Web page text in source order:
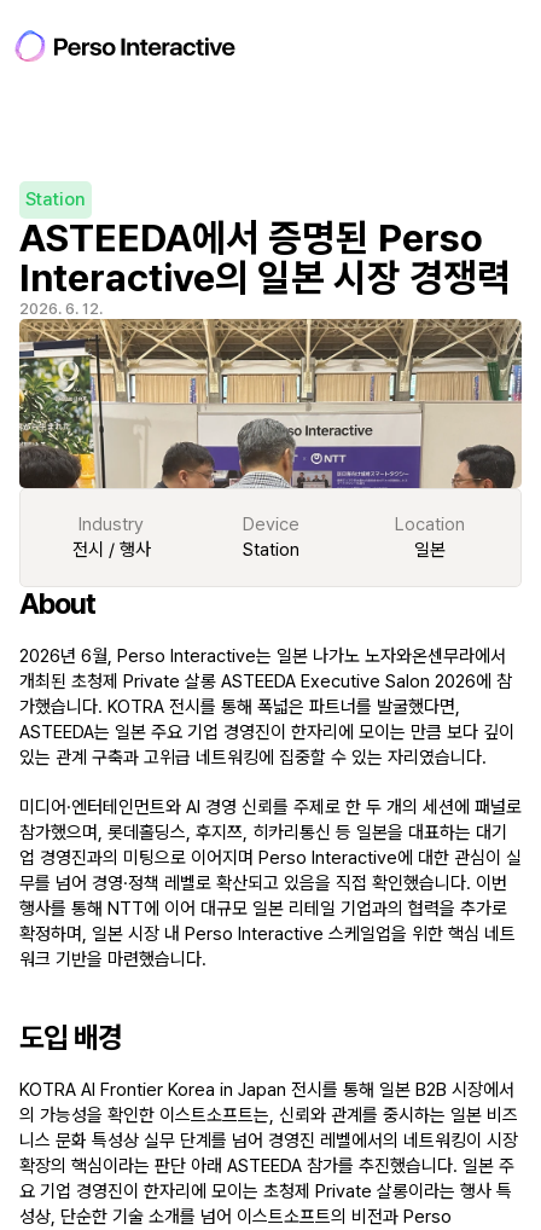
Station
ASTEEDA에서 증명된 Perso
Interactive의 일본 시장 경쟁력
2026. 6. 12.
Industry
전시 / 행사
Device
Station
Location
일본
About
2026년 6월, Perso Interactive는 일본 나가노 노자와온센무라에서
개최된 초청제 Private 살롱 ASTEEDA Executive Salon 2026에 참
가했습니다. KOTRA 전시를 통해 폭넓은 파트너를 발굴했다면,
ASTEEDA는 일본 주요 기업 경영진이 한자리에 모이는 만큼 보다 깊이
있는 관계 구축과 고위급 네트워킹에 집중할 수 있는 자리였습니다.
미디어·엔터테인먼트와 AI 경영 신뢰를 주제로 한 두 개의 세션에 패널로
참가했으며, 롯데홀딩스, 후지쯔, 히카리통신 등 일본을 대표하는 대기
업 경영진과의 미팅으로 이어지며 Perso Interactive에 대한 관심이 실
무를 넘어 경영·정책 레벨로 확산되고 있음을 직접 확인했습니다. 이번
행사를 통해 NTT에 이어 대규모 일본 리테일 기업과의 협력을 추가로
확정하며, 일본 시장 내 Perso Interactive 스케일업을 위한 핵심 네트
워크 기반을 마련했습니다.
도입 배경
KOTRA AI Frontier Korea in Japan 전시를 통해 일본 B2B 시장에서
의 가능성을 확인한 이스트소프트는, 신뢰와 관계를 중시하는 일본 비즈
니스 문화 특성상 실무 단계를 넘어 경영진 레벨에서의 네트워킹이 시장
확장의 핵심이라는 판단 아래 ASTEEDA 참가를 추진했습니다. 일본 주
요 기업 경영진이 한자리에 모이는 초청제 Private 살롱이라는 행사 특
성상, 단순한 기술 소개를 넘어 이스트소프트의 비전과 Perso